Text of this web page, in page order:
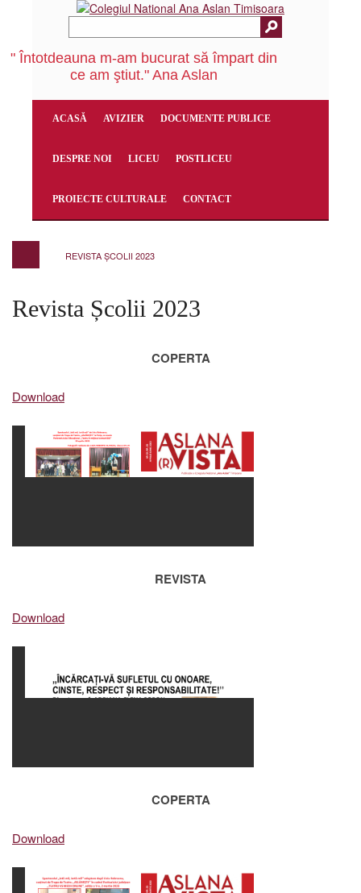
" Întotdeauna m-am bucurat să împart din
ce am ştiut." Ana Aslan
ACASĂ AVIZIER DOCUMENTE PUBLICE
DESPRE NOI LICEU POSTLICEU
PROIECTE CULTURALE CONTACT
REVISTA ȘCOLII 2023
Revista Școlii 2023
COPERTA
Download
REVISTA
Download
COPERTA
Download